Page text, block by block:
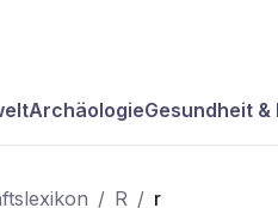
ArchäologieGesundheit &
/ R / r